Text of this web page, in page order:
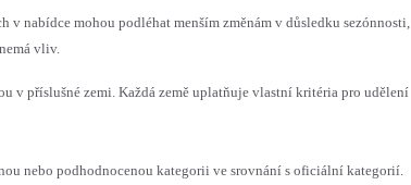
nabídce mohou podléhat menším změnám v důsledku sezónnosti,
vliv.
v příslušné zemi. Každá země uplatňuje vlastní kritéria pro udělení
nebo podhodnocenou kategorii ve srovnání s oficiální kategorií.